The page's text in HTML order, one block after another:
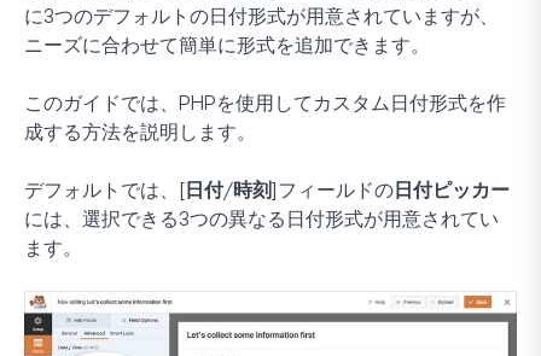
に3つのデフォルトの日付形式が用意されていますが、
ニーズに合わせて簡単に形式を追加できます。
このガイドでは、PHPを使用してカスタム日付形式を作
成する方法を説明します。
デフォルトでは、 [日付/時刻]フィールドの日付ピッカー
には、選択できる3つの異なる日付形式が用意されてい
ます。